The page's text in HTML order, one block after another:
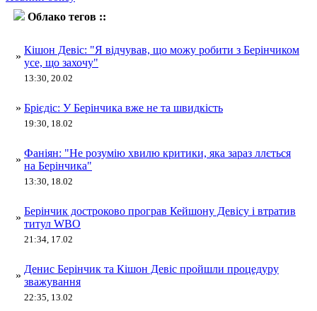
Облако тегов ::
»
Кішон Девіс: "Я відчував, що можу робити з Берінчиком
усе, що захочу"
13:30, 20.02
» Брієдіс: У Берінчика вже не та швидкість
19:30, 18.02
»
Фаніян: "Не розумію хвилю критики, яка зараз ллється
на Берінчика"
13:30, 18.02
»
Берінчик достроково програв Кейшону Девісу і втратив
титул WBO
21:34, 17.02
»
Денис Берінчик та Кішон Девіс пройшли процедуру
зважування
22:35, 13.02